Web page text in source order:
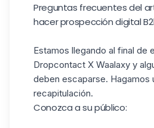
Preguntas frecuentes del
hacer prospección digital
Estamos llegando al final de
Dropcontact X Waalaxy y
deben escaparse. Hagamos
recapitulación.
Conozca a su público: